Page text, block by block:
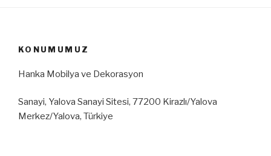
KONUMUMUZ
Hanka Mobilya ve Dekorasyon
Sanayi, Yalova Sanayi Sitesi, 77200 Kirazlı/Yalova
Merkez/Yalova, Türkiye